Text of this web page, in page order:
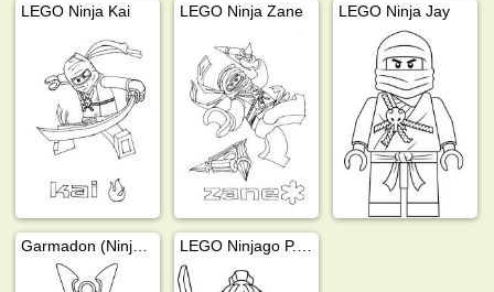
LEGO Ninja Kai LEGO Ninja Zane LEGO Ninja Jay